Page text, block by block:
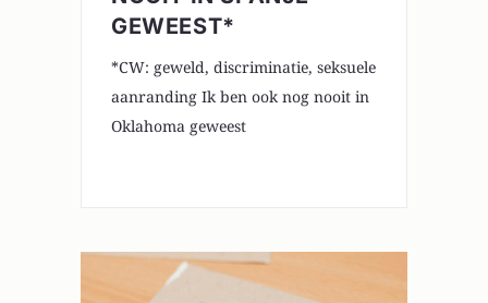
GEWEEST*
*CW: geweld, discriminatie, seksuele
aanranding Ik ben ook nog nooit in
Oklahoma geweest